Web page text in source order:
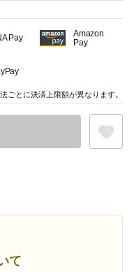
て
Pay
Amazon
Pay
ごとに決済上限額が異なります。